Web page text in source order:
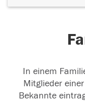
In einem
Mitglieder
Bekannte